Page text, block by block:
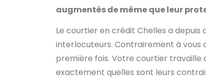
augmentés de même que leur
Le courtier en crédit Chelles a depuis
interlocuteurs. Contrairement à vous
première fois. Votre courtier travaille
exactement quelles sont leurs